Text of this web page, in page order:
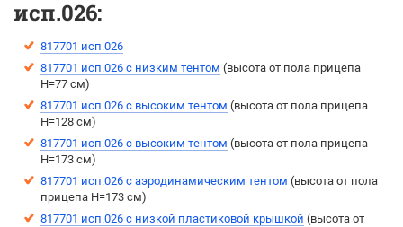
исп.026:
817701 исп.026
817701 исп.026 с низким тентом (высота от пола прицепа
H=77 см)
817701 исп.026 с высоким тентом (выcота от пола прицепа
H=128 см)
817701 исп.026 с высоким тентом (выcота от пола прицепа
H=173 см)
817701 исп.026 с аэродинамическим тентом (выcота от пола
прицепа H=173 см)
817701 исп.026 с низкой пластиковой крышкой (высота от